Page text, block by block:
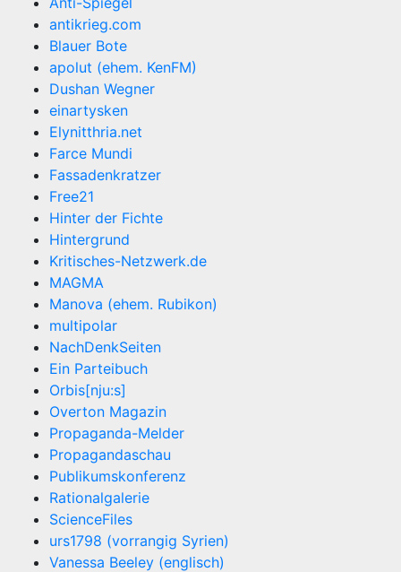
antikrieg.com
Blauer Bote
apolut (ehem. KenFM)
Dushan Wegner
einartysken
Elynitthria.net
Farce Mundi
Fassadenkratzer
Free21
Hinter der Fichte
Hintergrund
Kritisches-Netzwerk.de
MAGMA
Manova (ehem. Rubikon)
multipolar
NachDenkSeiten
Ein Parteibuch
Orbis[nju:s]
Overton Magazin
Propaganda-Melder
Propagandaschau
Publikumskonferenz
Rationalgalerie
ScienceFiles
urs1798 (vorrangig Syrien)
Vanessa Beeley (englisch)